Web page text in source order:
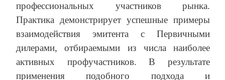
профессиональных участников рынка.
Практика демонстрирует успешные примеры
взаимодействия эмитента с Первичными
дилерами, отбираемыми из числа наиболее
активных профучастников. В результате
применения подобного подхода и